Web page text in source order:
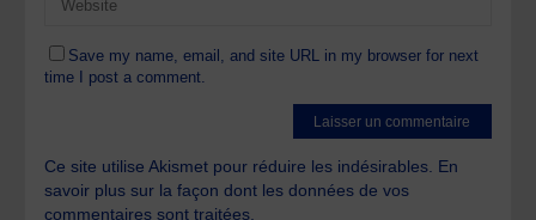
Save my name, email, and site URL in my browser for next
time I post a comment.
Ce site utilise Akismet pour réduire les indésirables. En
savoir plus sur la façon dont les données de vos
commentaires sont traitées.